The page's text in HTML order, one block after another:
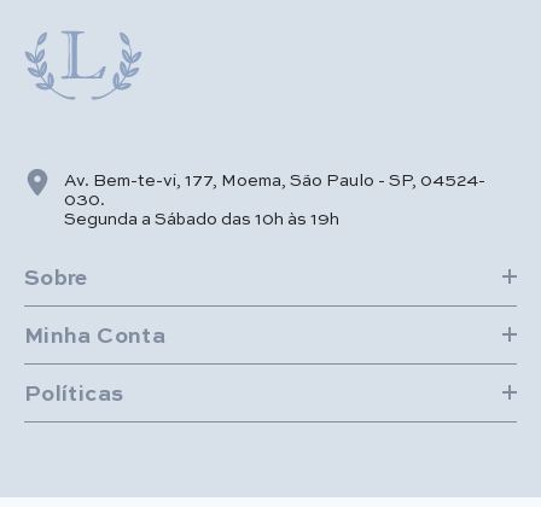
Av. Bem-te-vi, 177, Moema, São Paulo - SP, 04524-
030.
Segunda a Sábado das 10h às 19h
Sobre
Minha Conta
Políticas